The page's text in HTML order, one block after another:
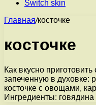
Switch skin
Главная/косточке
косточке
Как вкусно
запеченную в духовке:
косточке с овощами,
Ингредиенты: